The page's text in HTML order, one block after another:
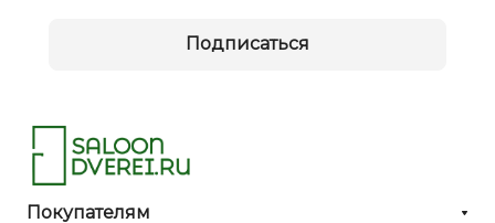
Подписаться
Покупателям